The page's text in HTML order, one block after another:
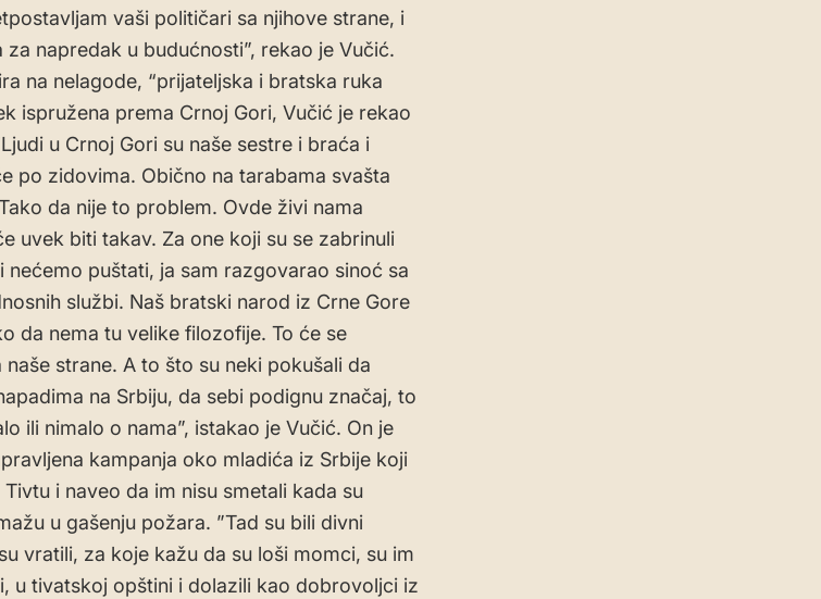
vaši političari sa njihove strane, i
napredak u budućnosti”, rekao je Vučić.
na nelagode, “prijateljska i bratska ruka
ispružena prema Crnoj Gori, Vučić je rekao
u Crnoj Gori su naše sestre i braća i
po zidovima. Obično na tarabama svašta
da nije to problem. Ovde živi nama
uvek biti takav. Za one koji su se zabrinuli
nećemo puštati, ja sam razgovarao sinoć sa
službi. Naš bratski narod iz Crne Gore
da nema tu velike filozofije. To će se
strane. A to što su neki pokušali da
na Srbiju, da sebi podignu značaj, to
ili nimalo o nama”, istakao je Vučić. On je
kampanja oko mladića iz Srbije koji
i naveo da im nisu smetali kada su
u gašenju požara. ”Tad su bili divni
vratili, za koje kažu da su loši momci, su im
u tivatskoj opštini i dolazili kao dobrovoljci iz